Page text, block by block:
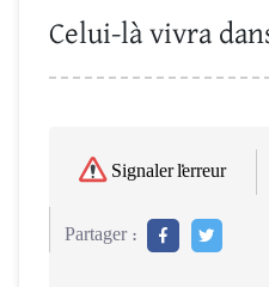
Celui-là vivra
Signaler l'erreur
Partager :